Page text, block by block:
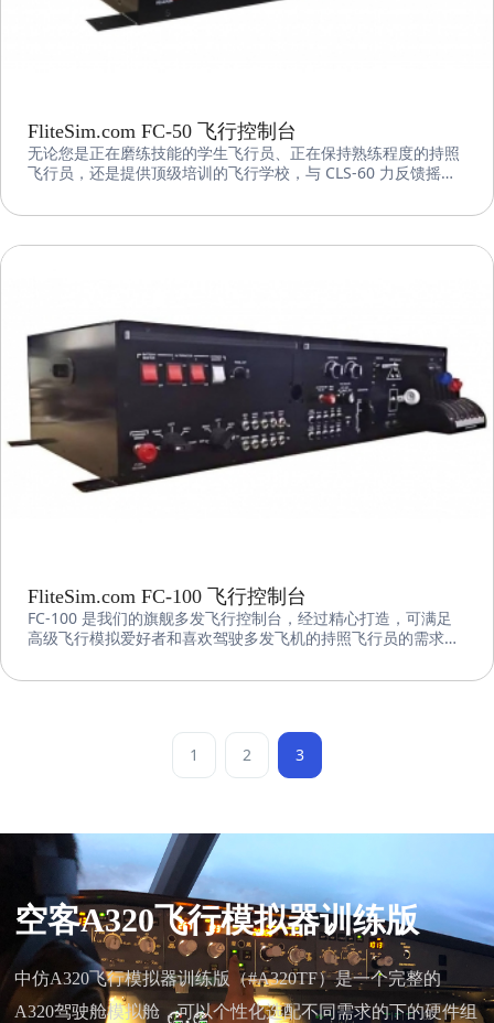
FliteSim.com FC-50 飞行控制台
无论您是正在磨练技能的学生飞行员、正在保持熟练程度的持照
飞行员，还是提供顶级培训的飞行学校，与 CLS-60 力反馈摇杆
FliteSim.com FC-100 飞行控制台
FC-100 是我们的旗舰多发飞行控制台，经过精心打造，可满足
高级飞行模拟爱好者和喜欢驾驶多发飞机的持照飞行员的需求。
过程中的忠实伙伴。
1 2 3
空客A320飞行模拟器训练版
中仿A320飞行模拟器训练版（#A320TF）是一个完整的
A320驾驶舱模拟舱，可以个性化选配不同需求的下的硬件组